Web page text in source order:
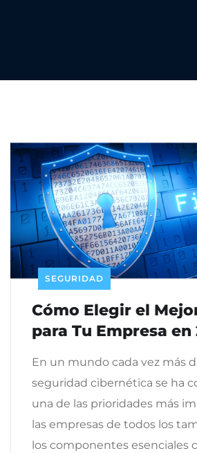
SEGURIDAD
Cómo Elegir el
para Tu Empresa en
En un mundo cada vez más
seguridad cibernética se ha
una de las prioridades más
las empresas de todos los
los componentes esenciales